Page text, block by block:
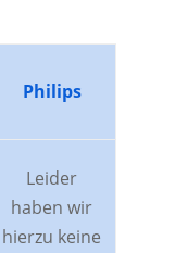
Philips
Leider
haben wir
hierzu keine